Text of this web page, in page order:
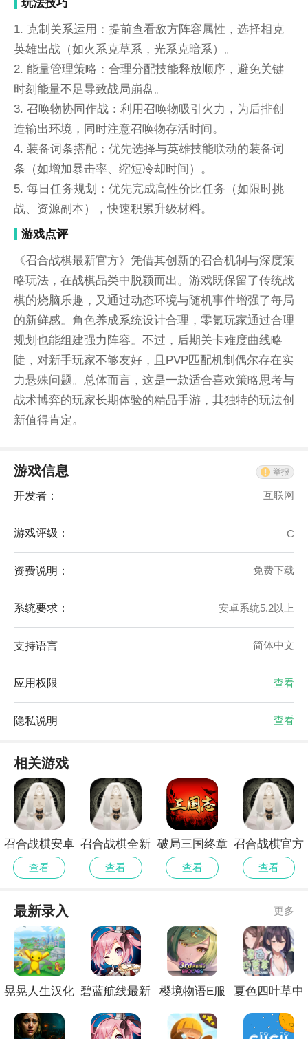
1. 克制关系运用：提前查看敌方阵容属性，选择相克
英雄出战（如火系克草系，光系克暗系）。
2. 能量管理策略：合理分配技能释放顺序，避免关键
时刻能量不足导致战局崩盘。
3. 召唤物协同作战：利用召唤物吸引火力，为后排创
造输出环境，同时注意召唤物存活时间。
4. 装备词条搭配：优先选择与英雄技能联动的装备词
条（如增加暴击率、缩短冷却时间）。
5. 每日任务规划：优先完成高性价比任务（如限时挑
战、资源副本），快速积累升级材料。
游戏点评
《召合战棋最新官方》凭借其创新的召合机制与深度策
略玩法，在战棋品类中脱颖而出。游戏既保留了传统战
棋的烧脑乐趣，又通过动态环境与随机事件增强了每局
的新鲜感。角色养成系统设计合理，零氪玩家通过合理
规划也能组建强力阵容。不过，后期关卡难度曲线略
陡，对新手玩家不够友好，且PVP匹配机制偶尔存在实
力悬殊问题。总体而言，这是一款适合喜欢策略思考与
战术博弈的玩家长期体验的精品手游，其独特的玩法创
新值得肯定。
游戏信息 举报
开发者： 互联网
游戏评级： C
资费说明： 免费下载
系统要求： 安卓系统5.2以上
支持语言 简体中文
应用权限 查看
隐私说明 查看
相关游戏
召合战棋安卓
版
查看
召合战棋全新
版
查看
破局三国终章
官方安卓版
查看
召合战棋官方
免费
查看
最新录入 更多
晃晃人生汉化 碧蓝航线最新
樱境物语E服
夏色四叶草中